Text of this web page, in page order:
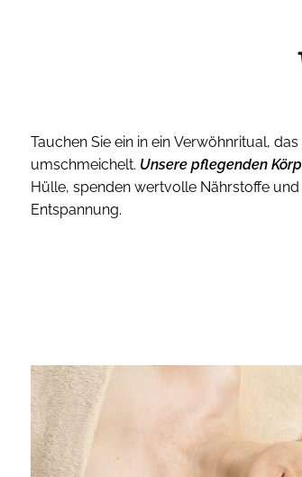
Tauchen Sie ein in ein Verwöhnritual,
umschmeichelt. Unsere pflegenden
Hülle, spenden wertvolle Nährstoffe
Entspannung.